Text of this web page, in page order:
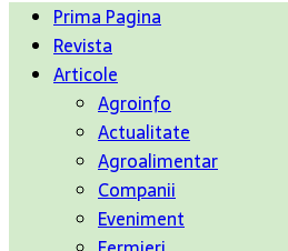
Prima Pagina
Revista
Articole
Agroinfo
Actualitate
Agroalimentar
Companii
Eveniment